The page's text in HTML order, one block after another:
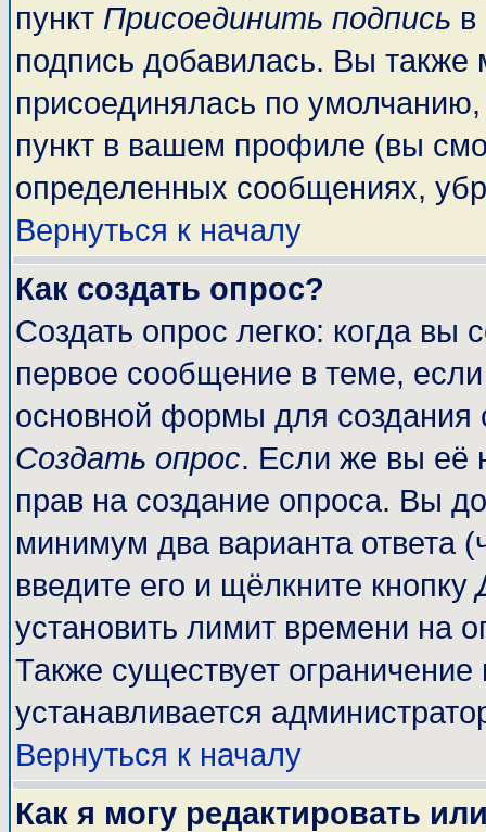
пункт Присоединить подпись
подпись добавилась. Вы также
присоединялась по
пункт в вашем профиле (вы
определенных сообщениях,
Вернуться к началу
Как создать опрос?
Создать опрос легко: когда вы
первое сообщение в теме,
основной формы для
Создать опрос. Если же вы её
прав на создание опроса. Вы
минимум два варианта ответа
введите его и щёлкните кнопку
установить лимит времени на
Также существует ограничение
устанавливается
Вернуться к началу
Как я могу редактировать